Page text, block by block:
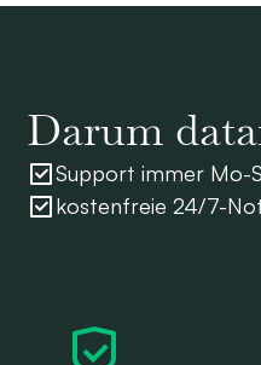
Darum
Support immer Mo-
kostenfreie 24/7-